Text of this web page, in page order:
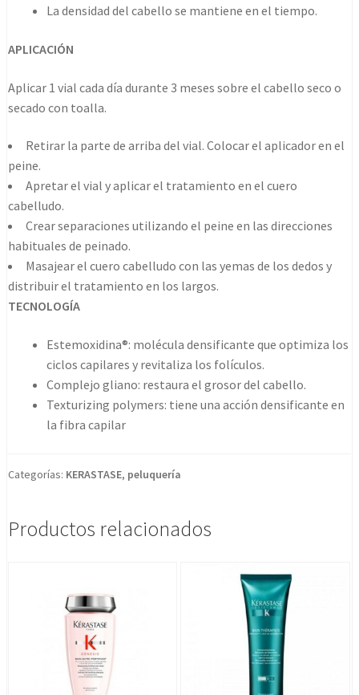
La densidad del cabello se mantiene en el tiempo.
APLICACIÓN
Aplicar 1 vial cada día durante 3 meses sobre el cabello seco o
secado con toalla.
Retirar la parte de arriba del vial. Colocar el aplicador en el
peine.
Apretar el vial y aplicar el tratamiento en el cuero
cabelludo.
Crear separaciones utilizando el peine en las direcciones
habituales de peinado.
Masajear el cuero cabelludo con las yemas de los dedos y
distribuir el tratamiento en los largos.
TECNOLOGÍA
Estemoxidina®: molécula densificante que optimiza los
ciclos capilares y revitaliza los folículos.
Complejo gliano: restaura el grosor del cabello.
Texturizing polymers: tiene una acción densificante en
la fibra capilar
Categorías: KERASTASE, peluquería
Productos relacionados